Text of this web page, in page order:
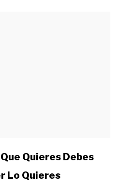
Quieres Debes
Lo Quieres